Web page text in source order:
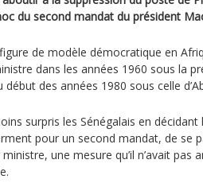
du second mandat du président
de modèle démocratique en
dans les années 1960 sous la
début des années 1980 sous celle
surpris les Sénégalais en
pour un second mandat, de se
une mesure qu’il n’avait pas